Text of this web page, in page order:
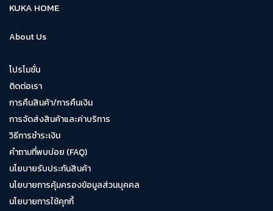
KUKA HOME
About Us
โปรโมชั่น
ติดต่อเรา
การคืนสินค้า/การคืนเงิน
การจัดส่งสินค้าและค่าบริการ
วิธีการชำระเงิน
คำถามที่พบบ่อย (FAQ)
นโยบายรับประกันสินค้า
นโยบายการคุ้มครองข้อมูลส่วนบุคคล
นโยบายการใช้คุกกี้